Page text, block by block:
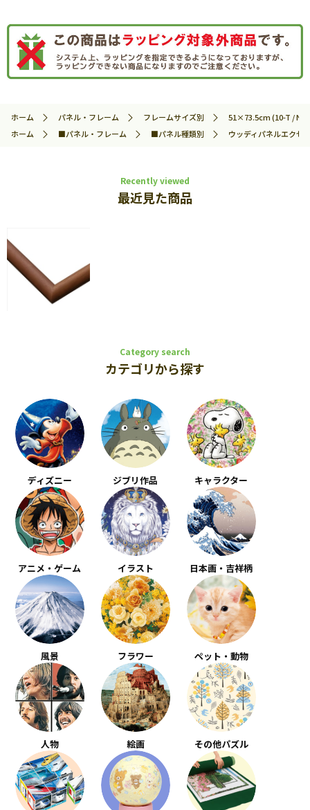
ホーム パネル・フレーム フレームサイズ別
51×73.5cm (10-T /
ホーム
■パネル・フレーム ■パネル種類別 ウッディパネルエクセ
Recently viewed
最近見た商品
Category search
カテゴリから探す
ディズニー ジブリ作品 キャラクター
アニメ・ゲーム イラスト 日本画・吉祥柄
風景 フラワー ペット・動物
人物 絵画 その他パズル